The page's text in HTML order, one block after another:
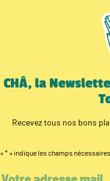
CHÂ, la
Recevez tous nos bons
« * » indique les champs nécessaires